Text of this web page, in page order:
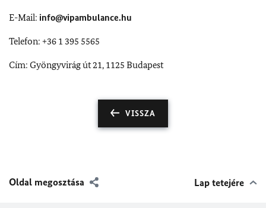
E-Mail: info@vipambulance.hu
Telefon: +36 1 395 5565
Cím: Gyöngyvirág út 21, 1125 Budapest
VISSZA
Oldal megosztása Lap tetejére